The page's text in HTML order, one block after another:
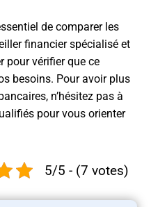
de comparer les
financier spécialisé et
pour vérifier que ce
besoins. Pour avoir plus
n’hésitez pas à
pour vous orienter
5/5 - (7 votes)